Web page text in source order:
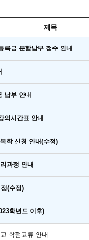
제목
록금 분할납부 접수 안내
납부 안내
의시간표 안내
학 신청 안내(수정)
과정 안내
(수정)
학년도 이후)
학점교류 안내